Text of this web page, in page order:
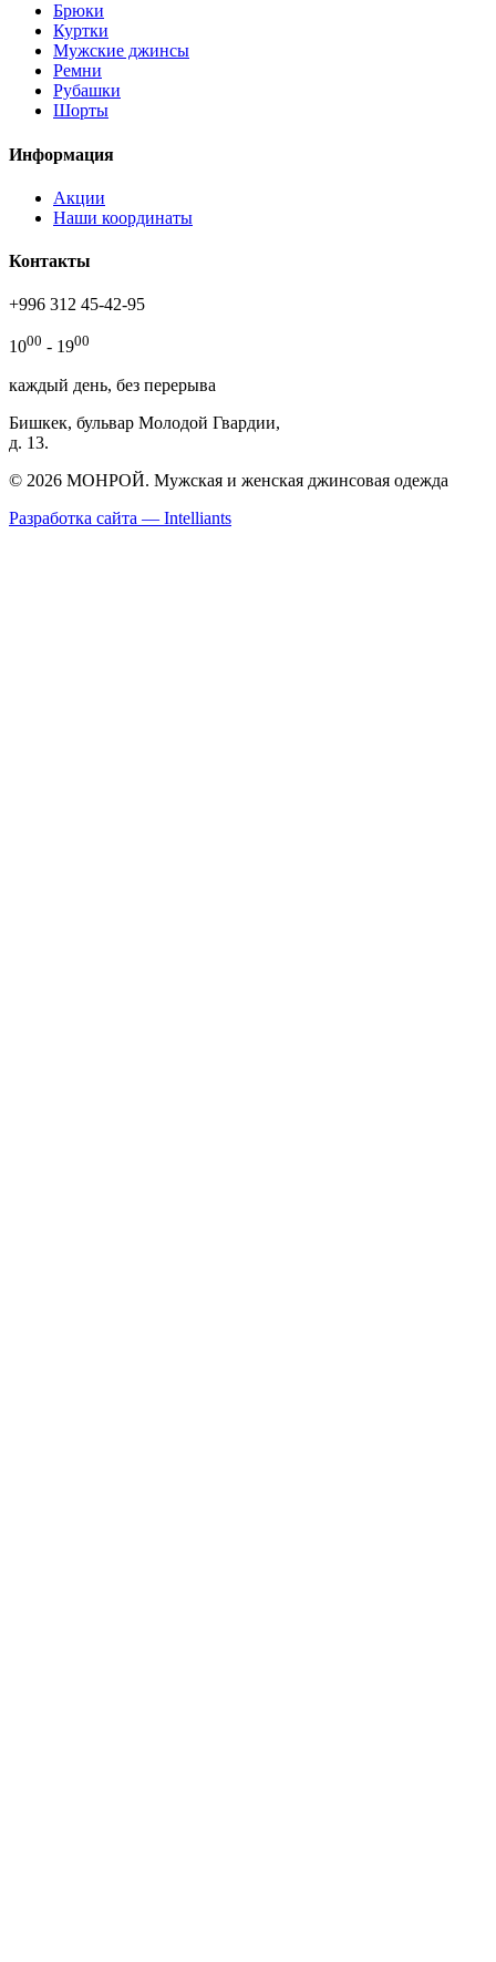
Брюки
Куртки
Мужские джинсы
Ремни
Рубашки
Шорты
Информация
Акции
Наши координаты
Контакты
+996 312 45-42-95
1000 - 1900
каждый день, без перерыва
Бишкек, бульвар Молодой Гвардии,
д. 13.
© 2026 МОНРОЙ. Мужская и женская джинсовая одежда
Разработка сайта — Intelliants